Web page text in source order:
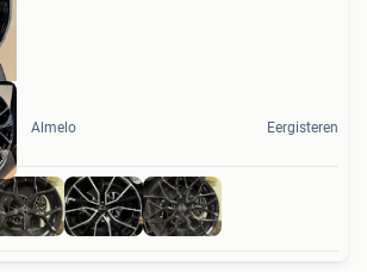
Almelo Eergisteren